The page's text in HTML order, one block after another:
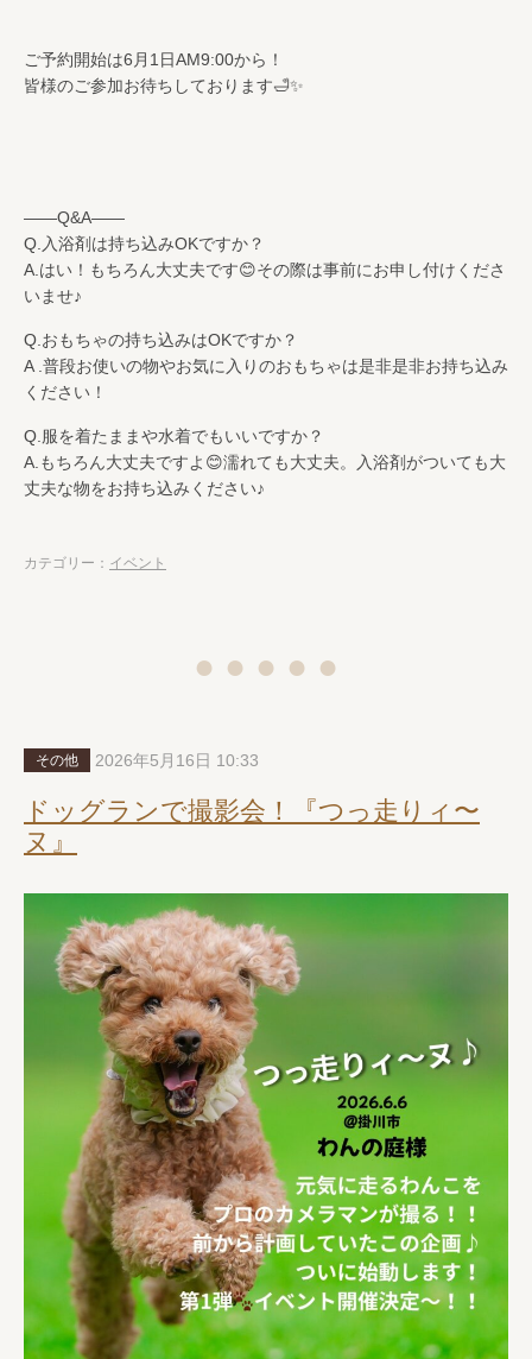
ご予約開始は6月1日AM9:00から！
皆様のご参加お待ちしております🛁✨
——Q&A——
Q.入浴剤は持ち込みOKですか？
A.はい！もちろん大丈夫です😊その際は事前にお申し付けくださ
いませ♪
Q.おもちゃの持ち込みはOKですか？
A .普段お使いの物やお気に入りのおもちゃは是非是非お持ち込み
ください！
Q.服を着たままや水着でもいいですか？
A.もちろん大丈夫ですよ😊濡れても大丈夫。入浴剤がついても大
丈夫な物をお持ち込みください♪
カテゴリー： イベント
その他 2026年5月16日 10:33
ドッグランで撮影会！『つっ走りィ〜
ヌ』